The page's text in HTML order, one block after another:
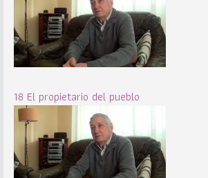
18 El propietario del pueblo